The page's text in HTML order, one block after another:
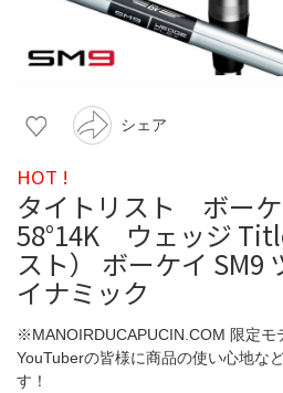
シェア
HOT !
タイトリスト ボー
58°14K ウェッジ
スト） ボーケイ SM9
イナミック
※MANOIRDUCAPUCIN.COM 限定モ
YouTuberの皆様に商品の使い心地な
す！